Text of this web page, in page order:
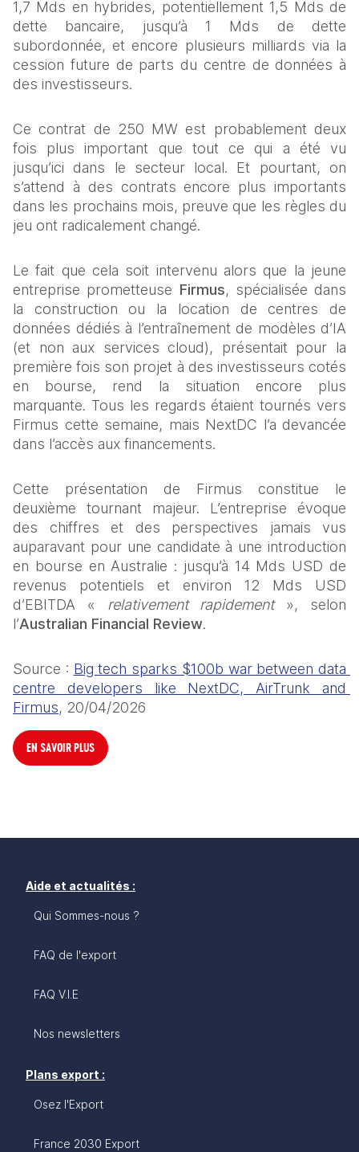
1,7 Mds en hybrides, potentiellement 1,5 Mds de
dette bancaire, jusqu’à 1 Mds de dette
subordonnée, et encore plusieurs milliards via la
cession future de parts du centre de données à
des investisseurs.
Ce contrat de 250 MW est probablement deux
fois plus important que tout ce qui a été vu
jusqu’ici dans le secteur local. Et pourtant, on
s’attend à des contrats encore plus importants
dans les prochains mois, preuve que les règles du
jeu ont radicalement changé.
Le fait que cela soit intervenu alors que la jeune
entreprise prometteuse Firmus, spécialisée dans
la construction ou la location de centres de
données dédiés à l’entraînement de modèles d’IA
(et non aux services cloud), présentait pour la
première fois son projet à des investisseurs cotés
en bourse, rend la situation encore plus
marquante. Tous les regards étaient tournés vers
Firmus cette semaine, mais NextDC l’a devancée
dans l’accès aux financements.
Cette présentation de Firmus constitue le
deuxième tournant majeur. L’entreprise évoque
des chiffres et des perspectives jamais vus
auparavant pour une candidate à une introduction
en bourse en Australie : jusqu’à 14 Mds USD de
revenus potentiels et environ 12 Mds USD
d’EBITDA « relativement rapidement », selon
l’Australian Financial Review.
Source : Big tech sparks $100b war between data
centre developers like NextDC, AirTrunk and
Firmus, 20/04/2026
EN SAVOIR PLUS
Aide et actualités :
Qui Sommes-nous ?
FAQ de l'export
FAQ V.I.E
Nos newsletters
Plans export :
Osez l'Export
France 2030 Export